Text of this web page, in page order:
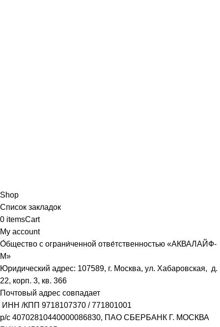
Shop
Список закладок
0 itemsCart
My account
О́бщество с ограни́ченной отве́тственностью «АКВАЛАЙФ-
М»
Юридический адрес: 107589, г. Москва, ул. Хабаровская, д.
22, корп. 3, кв. 366
Почтовый адрес совпадает
ИНН /КПП 9718107370 /771801001
р/с 40702810440000086830, ПАО СБЕРБАНК Г. МОСКВА